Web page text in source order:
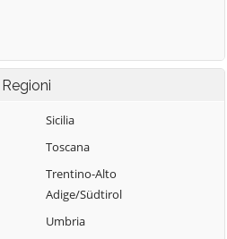
Villamarzana
Villanova del
Marchesana
Regioni
Sicilia
Toscana
Trentino-Alto
Adige/Südtirol
Umbria